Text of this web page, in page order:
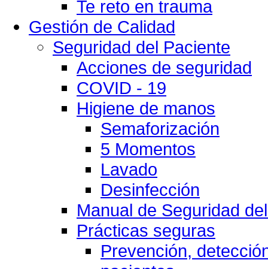
Te reto en trauma
Gestión de Calidad
Seguridad del Paciente
Acciones de seguridad
COVID - 19
Higiene de manos
Semaforización
5 Momentos
Lavado
Desinfección
Manual de Seguridad
Prácticas seguras
Prevención,